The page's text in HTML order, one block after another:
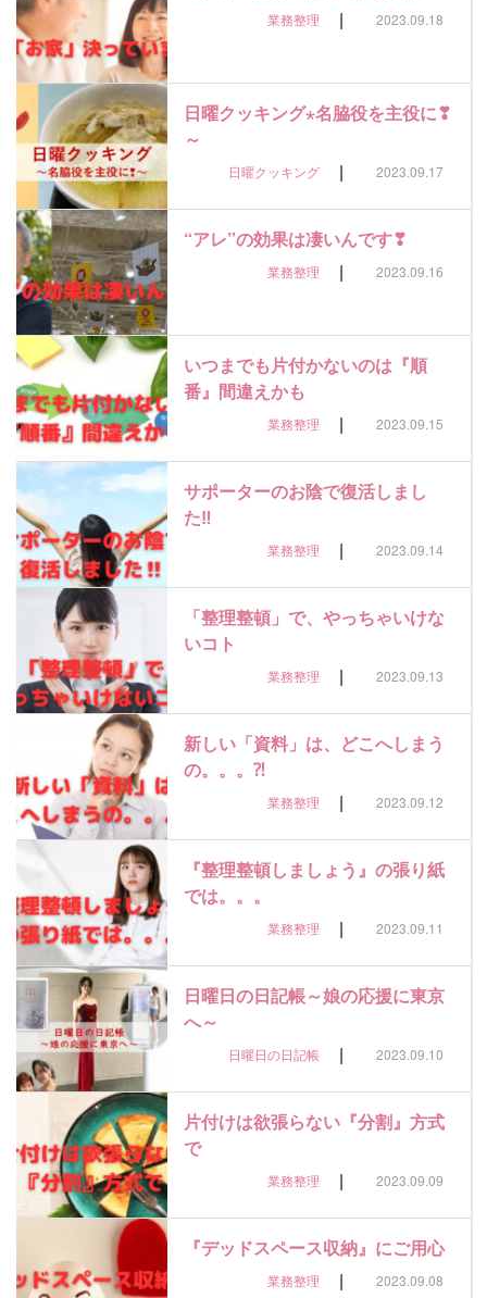
業務整理 | 2023.09.18
日曜クッキング⋆名脇役を主役に❣
～
日曜クッキング | 2023.09.17
“アレ”の効果は凄いんです❣
業務整理 | 2023.09.16
いつまでも片付かないのは『順
番』間違えかも
業務整理 | 2023.09.15
サポーターのお陰で復活しまし
た‼
業務整理 | 2023.09.14
「整理整頓」で、やっちゃいけな
いコト
業務整理 | 2023.09.13
新しい「資料」は、どこへしまう
の。。。⁈
業務整理 | 2023.09.12
『整理整頓しましょう』の張り紙
では。。。
業務整理 | 2023.09.11
日曜日の日記帳～娘の応援に東京
へ～
日曜日の日記帳 | 2023.09.10
片付けは欲張らない『分割』方式
で
業務整理 | 2023.09.09
『デッドスペース収納』にご用心
業務整理 | 2023.09.08